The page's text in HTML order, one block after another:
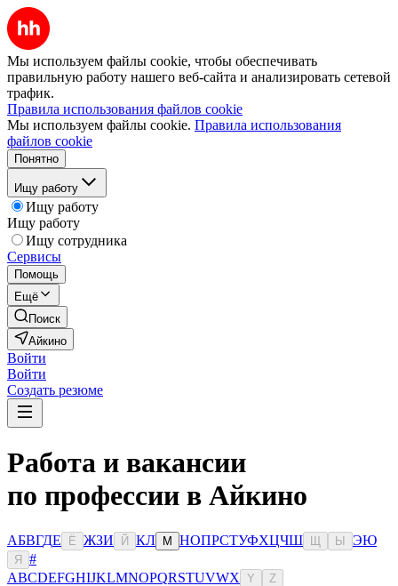
Мы используем файлы cookie, чтобы обеспечивать
правильную работу нашего веб-сайта и анализировать сетевой
трафик.
Правила использования файлов cookie
Мы используем файлы cookie. Правила использования
файлов cookie
Понятно
Ищу работу
Ищу работу
Ищу работу
Ищу сотрудника
Сервисы
Помощь
Ещё
Поиск
Айкино
Войти
Войти
Создать резюме
Работа и вакансии
по профессии в Айкино
АБВГДЕ Ё ЖЗИ Й КЛ М НОПРСТУФХЦЧШ Ы ЭЮ
Я
#
ABCDEFGHIJKLMNOPQRSTUVWX Y Z